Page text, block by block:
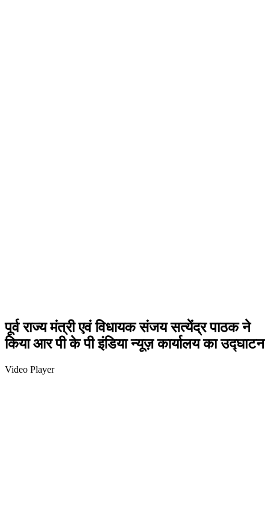
पूर्व राज्य मंत्री एवं विधायक संजय सत्येंद्र पाठक ने
किया आर पी के पी इंडिया न्यूज़ कार्यालय का उद्घाटन
Video Player